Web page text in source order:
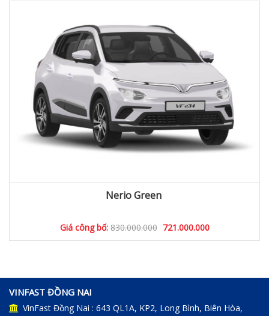
Nerio Green
Giá công bố:830.000.000 721.000.000
VINFAST ĐỒNG NAI
VinFast Đồng Nai : 643 QL1A, KP2, Long Bình, Biên Hòa,